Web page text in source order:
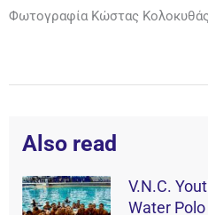
Φωτογραφία Κώστας
Also read
V.N.C.
Water